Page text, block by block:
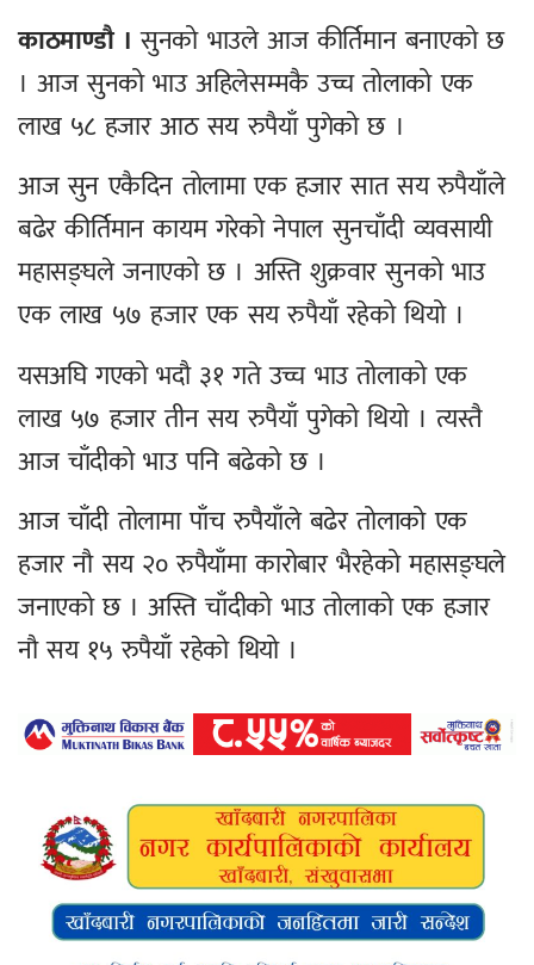
काठमाण्डौ । सुनको भाउले आज कीर्तिमान बनाएको छ
। आज सुनको भाउ अहिलेसम्मकै उच्च तोलाको एक
लाख ५८ हजार आठ सय रुपैयाँ पुगेको छ ।
आज सुन एकैदिन तोलामा एक हजार सात सय रुपैयाँले
बढेर कीर्तिमान कायम गरेको नेपाल सुनचाँदी व्यवसायी
महासङ्घले जनाएको छ । अस्ति शुक्रवार सुनको भाउ
एक लाख ५७ हजार एक सय रुपैयाँ रहेको थियो ।
यसअघि गएको भदौ ३१ गते उच्च भाउ तोलाको एक
लाख ५७ हजार तीन सय रुपैयाँ पुगेको थियो । त्यस्तै
आज चाँदीको भाउ पनि बढेको छ ।
आज चाँदी तोलामा पाँच रुपैयाँले बढेर तोलाको एक
हजार नौ सय २० रुपैयाँमा कारोबार भैरहेको महासङ्घले
जनाएको छ । अस्ति चाँदीको भाउ तोलाको एक हजार
नौ सय १५ रुपैयाँ रहेको थियो ।